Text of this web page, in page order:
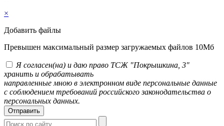
×
Добавить файлы
Превышен максимальный размер загружаемых файлов 10Мб
Я согласен(на) и даю право ТСЖ "Покрышкина, 3"
хранить и обрабатывать
направленные мною в электронном виде персональные данные
с соблюдением требований российского законодательства о
персональных данных.
Отправить